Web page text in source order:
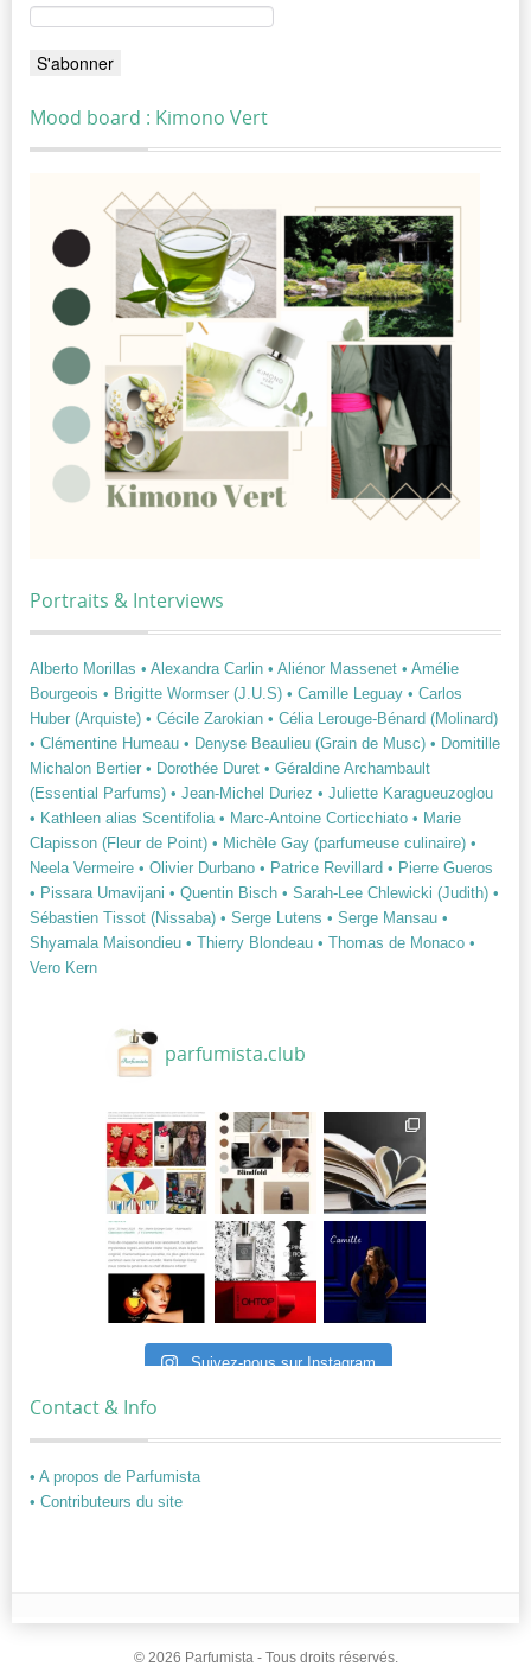
Mood board : Kimono Vert
Portraits & Interviews
Alberto Morillas • Alexandra Carlin • Aliénor Massenet • Amélie
Bourgeois • Brigitte Wormser (J.U.S) • Camille Leguay • Carlos
Huber (Arquiste) • Cécile Zarokian • Célia Lerouge-Bénard (Molinard)
• Clémentine Humeau • Denyse Beaulieu (Grain de Musc) • Domitille
Michalon Bertier • Dorothée Duret • Géraldine Archambault
(Essential Parfums) • Jean-Michel Duriez • Juliette Karagueuzoglou
• Kathleen alias Scentifolia • Marc-Antoine Corticchiato • Marie
Clapisson (Fleur de Point) • Michèle Gay (parfumeuse culinaire) •
Neela Vermeire • Olivier Durbano • Patrice Revillard • Pierre Gueros
• Pissara Umavijani • Quentin Bisch • Sarah-Lee Chlewicki (Judith) •
Sébastien Tissot (Nissaba) • Serge Lutens • Serge Mansau •
Shyamala Maisondieu • Thierry Blondeau • Thomas de Monaco •
Vero Kern
parfumista.club
Suivez-nous sur Instagram
Contact & Info
• A propos de Parfumista
• Contributeurs du site
© 2026 Parfumista - Tous droits réservés.